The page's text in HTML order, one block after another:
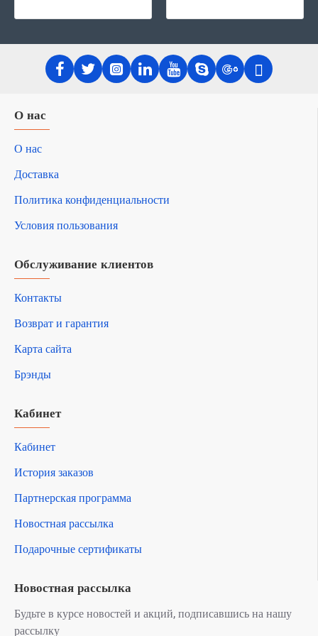
О нас
О нас
Доставка
Политика конфиденциальности
Условия пользования
Обслуживание клиентов
Контакты
Возврат и гарантия
Карта сайта
Брэнды
Кабинет
Кабинет
История заказов
Партнерская программа
Новостная рассылка
Подарочные сертификаты
Новостная рассылка
Будьте в курсе новостей и акций, подписавшись на нашу
рассылку